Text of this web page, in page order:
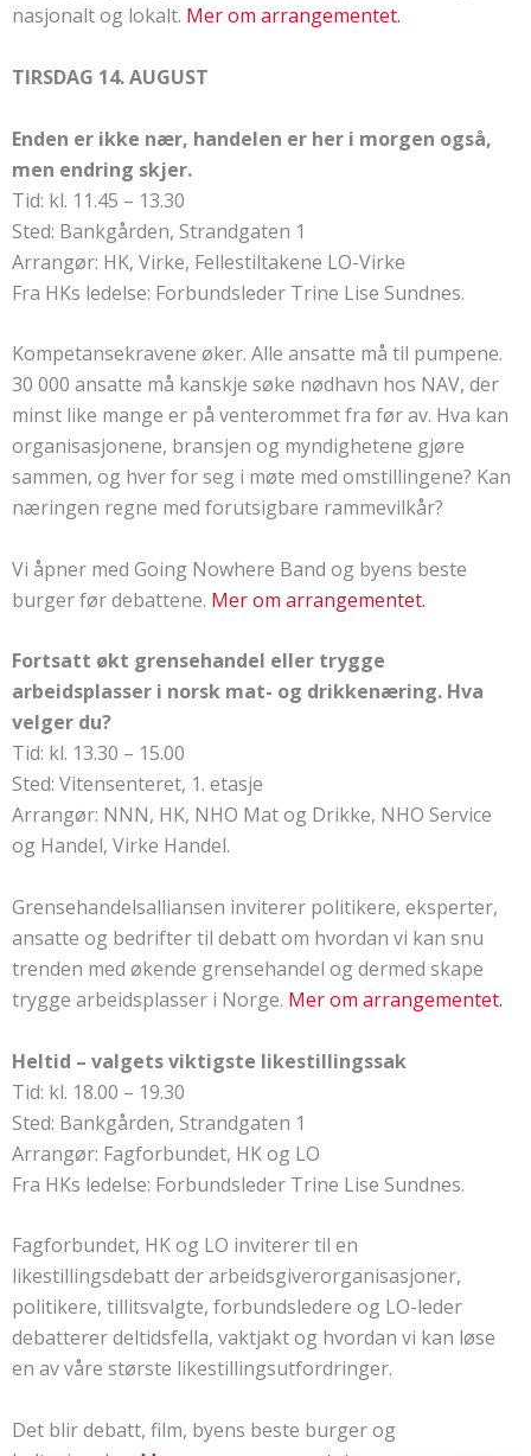
nasjonalt og lokalt. Mer om arrangementet.
TIRSDAG 14. AUGUST
Enden er ikke nær, handelen er her i morgen også,
men endring skjer.
Tid: kl. 11.45 – 13.30
Sted: Bankgården, Strandgaten 1
Arrangør: HK, Virke, Fellestiltakene LO-Virke
Fra HKs ledelse: Forbundsleder Trine Lise Sundnes.
Kompetansekravene øker. Alle ansatte må til pumpene.
30 000 ansatte må kanskje søke nødhavn hos NAV, der
minst like mange er på venterommet fra før av. Hva kan
organisasjonene, bransjen og myndighetene gjøre
sammen, og hver for seg i møte med omstillingene? Kan
næringen regne med forutsigbare rammevilkår?
Vi åpner med Going Nowhere Band og byens beste
burger før debattene. Mer om arrangementet.
Fortsatt økt grensehandel eller trygge
arbeidsplasser i norsk mat- og drikkenæring. Hva
velger du?
Tid: kl. 13.30 – 15.00
Sted: Vitensenteret, 1. etasje
Arrangør: NNN, HK, NHO Mat og Drikke, NHO Service
og Handel, Virke Handel.
Grensehandelsalliansen inviterer politikere, eksperter,
ansatte og bedrifter til debatt om hvordan vi kan snu
trenden med økende grensehandel og dermed skape
trygge arbeidsplasser i Norge. Mer om arrangementet.
Heltid – valgets viktigste likestillingssak
Tid: kl. 18.00 – 19.30
Sted: Bankgården, Strandgaten 1
Arrangør: Fagforbundet, HK og LO
Fra HKs ledelse: Forbundsleder Trine Lise Sundnes.
Fagforbundet, HK og LO inviterer til en
likestillingsdebatt der arbeidsgiverorganisasjoner,
politikere, tillitsvalgte, forbundsledere og LO-leder
debatterer deltidsfella, vaktjakt og hvordan vi kan løse
en av våre største likestillingsutfordringer.
Det blir debatt, film, byens beste burger og